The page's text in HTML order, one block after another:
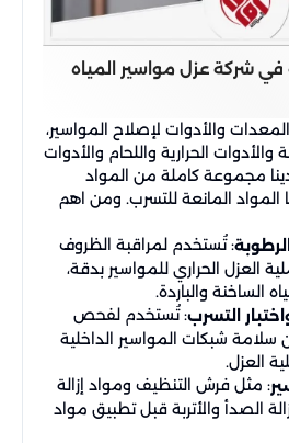
شركة عزل مواسير المياه
والأدوات لإصلاح المواسير،
والأدوات الحرارية واللحام والأدوات
مجموعة كاملة من المواد
المواد المانعة للتسرب. ومن اهم
: تُستخدم لمراقبة الظروف
العزل الحراري للمواسير بدقة،
والباردة.
التسرب: تُستخدم لفحص
سلامة شبكات المواسير الداخلية
العزل.
: مثل فرش التنظيف ومواد إزالة
الصدأ والأتربة قبل تطبيق مواد